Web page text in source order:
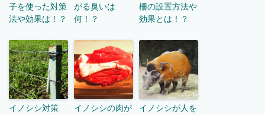
子を使った対策
法や効果は！？
がる臭いは
何！？
柵の設置方法や
効果とは！？
イノシシ対策
イノシシの肉が
イノシシが人を